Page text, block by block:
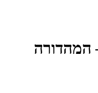
המהדורה